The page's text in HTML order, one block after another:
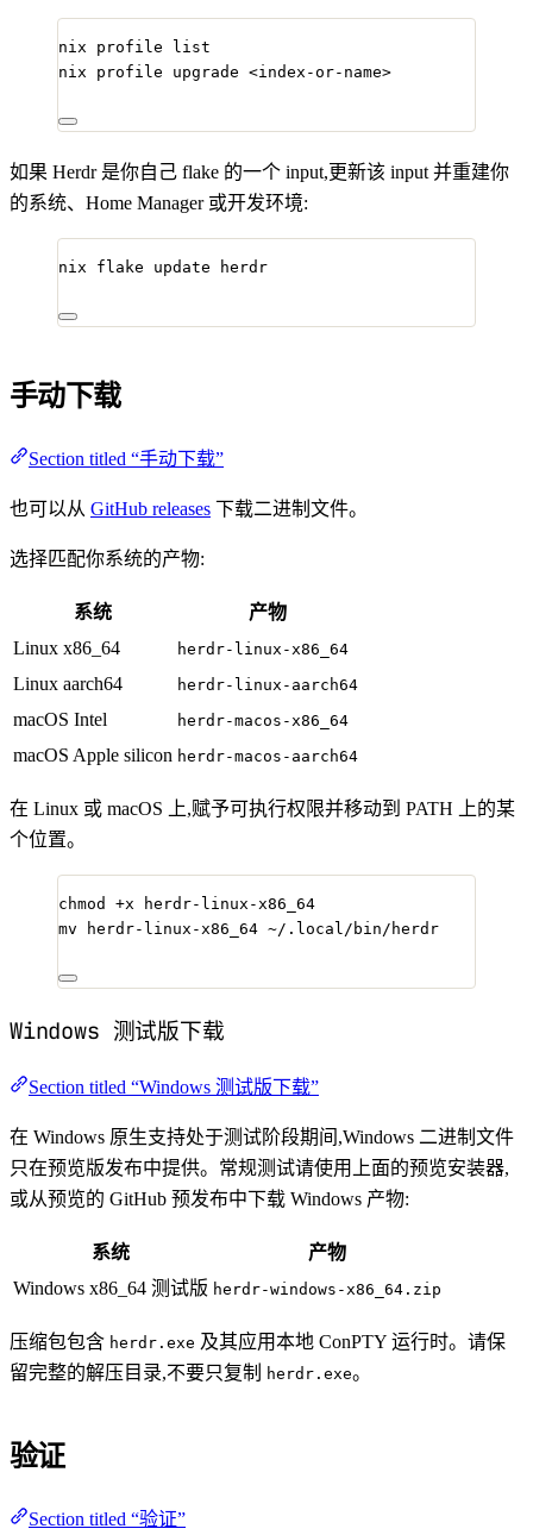
nix profile
list
nix
profile upgrade <index-or-name>
如果 Herdr 是你自己 flake 的一个 input,更新该 input 并重建你
的系统、Home Manager 或开发环境:
nix flake update herdr
手动下载
Section titled “手动下载”
也可以从 GitHub releases 下载二进制文件。
选择匹配你系统的产物:
系统
产物
Linux x86_64
herdr-linux-x86_64
Linux aarch64 herdr-linux-aarch64
macOS Intel herdr-macos-x86_64
macOS Apple silicon herdr-macos-aarch64
在 Linux 或 macOS 上,赋予可执行权限并移动到 PATH 上的某
个位置。
chmod +x
herdr-linux-x86_64
mv
herdr-linux-x86_64 ~/.local/bin/herdr
Windows 测试版下载
Section titled “Windows 测试版下载”
在 Windows 原生支持处于测试阶段期间,Windows 二进制文件
只在预览版发布中提供。常规测试请使用上面的预览安装器,
或从预览的 GitHub 预发布中下载 Windows 产物:
系统
产物
Windows x86_64 测试版 herdr-windows-x86_64.zip
压缩包包含 herdr.exe 及其应用本地 ConPTY 运行时。请保
留完整的解压目录,不要只复制
herdr.exe。
验证
Section titled “验证”